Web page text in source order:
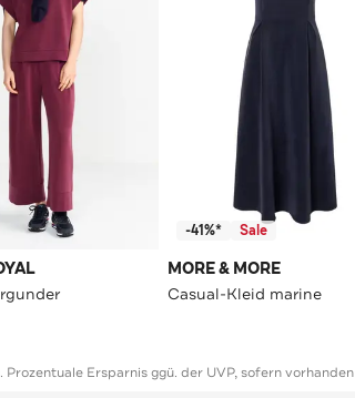
-41%* Sale
MORE & MORE
Casual-Kleid marine
Ersparnis ggü. der UVP, sofern vorhanden